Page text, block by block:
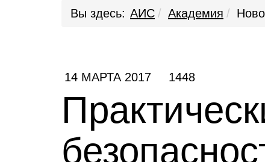
Вы здесь: АИС Академия
14 МАРТА 2017 1448